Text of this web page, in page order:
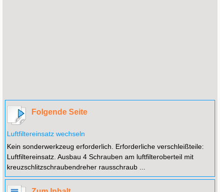
Folgende Seite
Luftfiltereinsatz wechseln
Kein sonderwerkzeug erforderlich. Erforderliche verschleißteile:
Luftfiltereinsatz. Ausbau 4 Schrauben am luftfilteroberteil mit
kreuzschlitzschraubendreher rausschraub ...